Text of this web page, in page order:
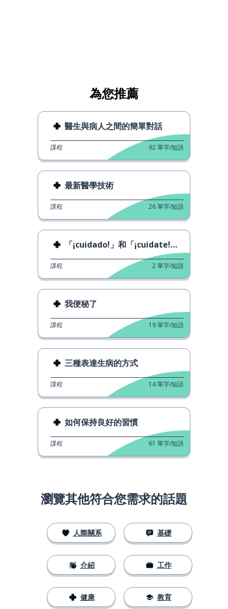
為您推薦
醫生與病人之間的簡單對話
課程 92單字/短語
最新醫學技術
課程 26單字/短語
「¡cuidado!」和「¡cuidate!」之間的區別
課程 2單字/短語
我便秘了
課程 19單字/短語
三種表達生病的方式
課程 14單字/短語
如何保持良好的習慣
課程 61 單字/短語
瀏覽其他符合您需求的話題
人際關系
介紹
健康
基礎
工作
教育